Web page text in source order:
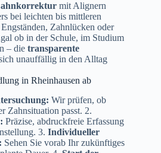
mit Alignern
bei leichten bis mittleren
Zahnlücken oder
ob in der Schule, im Studium
– die transparente
unauffällig in den Alltag
in Rheinhausen ab
Wir prüfen, ob
Zahnsituation passt. 2.
Präzise, abdruckfreie Erfassung
3. Individueller
Sehen Sie vorab Ihr zukünftiges